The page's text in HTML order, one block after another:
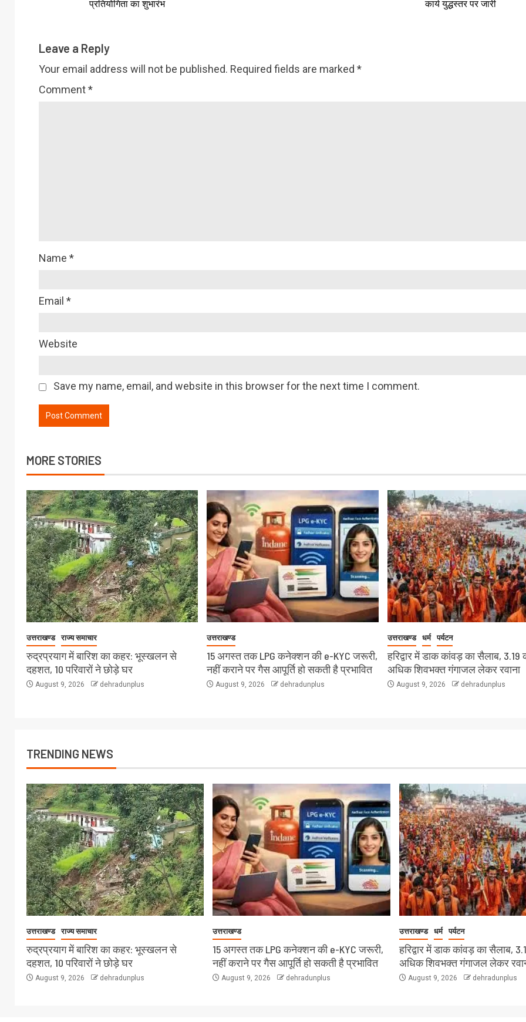
प्रतियोगिता का शुभारंभ
कार्य युद्धस्तर पर जारी
Leave a Reply
Your email address will not be published. Required fields are marked *
Comment*
Name *
Email *
Website
Save my name, email, and website in this browser for the next time I comment.
MORE STORIES
उत्तराखण्ड राज्य समाचार
रुद्रप्रयाग में बारिश का कहर: भूस्खलन से
दहशत, 10 परिवारों ने छोड़े घर
August 9, 2026 dehradunplus
उत्तराखण्ड
15 अगस्त तक LPG कनेक्शन की e-KYC जरूरी,
नहीं कराने पर गैस आपूर्ति हो सकती है प्रभावित
August 9, 2026 dehradunplus
उत्तराखण्ड धर्म पर्यटन
हरिद्वार में डाक कांवड़ का सैलाब,
अधिक शिवभक्त गंगाजल लेकर रवाना
August 9, 2026 dehradunplus
TRENDING NEWS
उत्तराखण्ड राज्य समाचार
रुद्रप्रयाग में बारिश का कहर: भूस्खलन से
दहशत, 10 परिवारों ने छोड़े घर
August 9, 2026 dehradunplus
उत्तराखण्ड
15 अगस्त तक LPG कनेक्शन की e-KYC जरूरी,
नहीं कराने पर गैस आपूर्ति हो सकती है प्रभावित
August 9, 2026 dehradunplus
उत्तराखण्ड धर्म पर्यटन
हरिद्वार में डाक कांवड़ का सैलाब,
अधिक शिवभक्त गंगाजल लेकर
August 9, 2026 dehradunplus